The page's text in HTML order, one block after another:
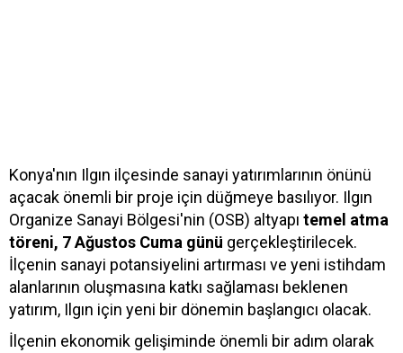
Konya'nın Ilgın ilçesinde sanayi yatırımlarının önünü
açacak önemli bir proje için düğmeye basılıyor. Ilgın
Organize Sanayi Bölgesi'nin (OSB) altyapı temel atma
töreni, 7 Ağustos Cuma günü gerçekleştirilecek.
İlçenin sanayi potansiyelini artırması ve yeni istihdam
alanlarının oluşmasına katkı sağlaması beklenen
yatırım, Ilgın için yeni bir dönemin başlangıcı olacak.
İlçenin ekonomik gelişiminde önemli bir adım olarak